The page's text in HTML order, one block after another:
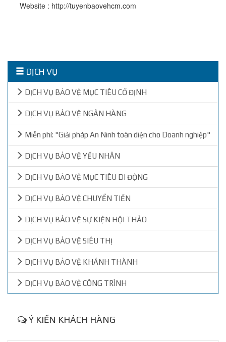
Website : http://tuyenbaovehcm.com
DỊCH VỤ
DỊCH VỤ BẢO VỆ MỤC TIÊU CỐ ĐỊNH
DỊCH VỤ BẢO VỆ NGÂN HÀNG
Miễn phí: "Giải pháp An Ninh toàn diện cho Doanh nghiệp"
DỊCH VỤ BẢO VỆ YẾU NHÂN
DỊCH VỤ BẢO VỆ MỤC TIÊU DI ĐỘNG
DỊCH VỤ BẢO VỆ CHUYỂN TIỀN
DỊCH VỤ BẢO VỆ SỰ KIỆN HỘI THẢO
DỊCH VỤ BẢO VỆ SIÊU THỊ
DỊCH VỤ BẢO VỆ KHÁNH THÀNH
DỊCH VỤ BẢO VỆ CÔNG TRÌNH
Ý KIẾN KHÁCH HÀNG